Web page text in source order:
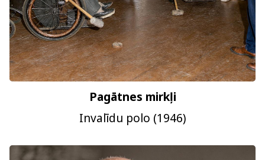
Pagātnes mirkļi
Invalīdu polo (1946)